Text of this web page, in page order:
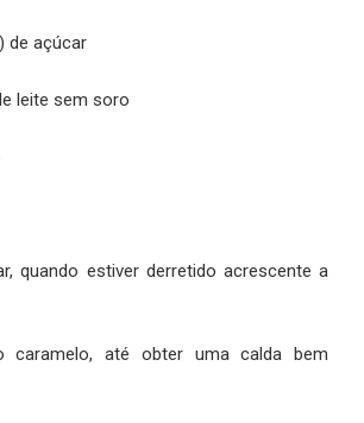
de açúcar
leite sem soro
quando estiver derretido acrescente a
caramelo, até obter uma calda bem